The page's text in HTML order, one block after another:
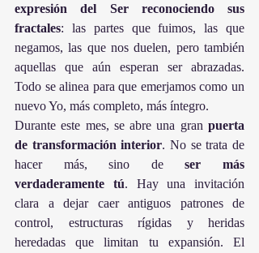
expresión del Ser reconociendo sus
fractales: las partes que fuimos, las que
negamos, las que nos duelen, pero también
aquellas que aún esperan ser abrazadas.
Todo se alinea para que emerjamos como un
nuevo Yo, más completo, más íntegro.
Durante este mes, se abre una gran puerta
de transformación interior. No se trata de
hacer más, sino de ser más
verdaderamente tú. Hay una invitación
clara a dejar caer antiguos patrones de
control, estructuras rígidas y heridas
heredadas que limitan tu expansión. El